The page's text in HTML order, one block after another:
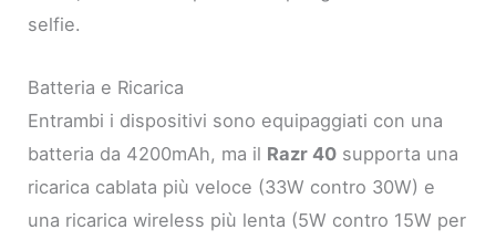
selfie.
Batteria e Ricarica
Entrambi i dispositivi sono equipaggiati con una
batteria da 4200mAh, ma il Razr 40 supporta una
ricarica cablata più veloce (33W contro 30W) e
una ricarica wireless più lenta (5W contro 15W per